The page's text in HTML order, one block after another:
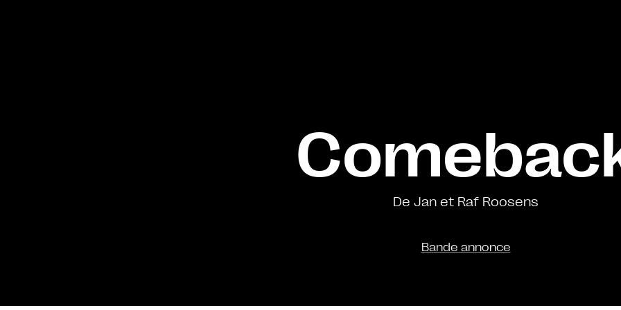
De Jan et Raf Roosens
Bande annonce